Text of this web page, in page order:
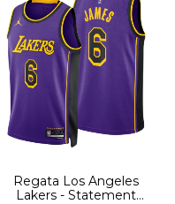
Regata Los Angeles
Lakers - Statement